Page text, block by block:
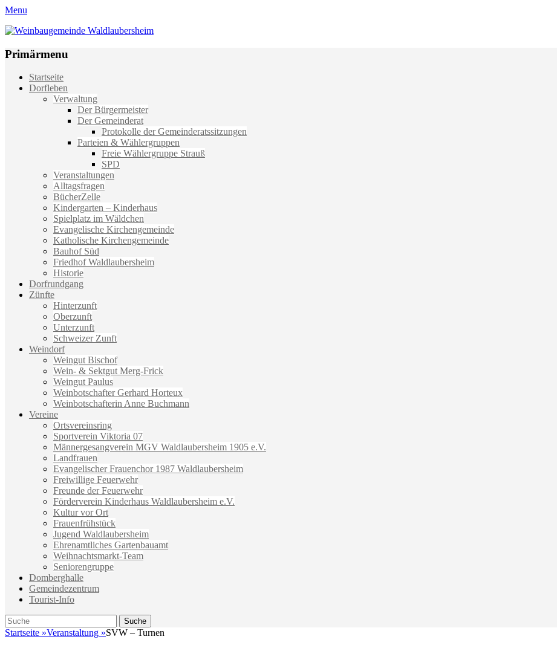
Menu
Weinbaugemeinde Waldlaubersheim
Primärmenu
Weiter
zum
Startseite
Dorfleben
Verwaltung
Der Bürgermeister
Der Gemeinderat
Protokolle der Gemeinderatssitzungen
Parteien & Wählergruppen
Freie Wählergruppe Strauß
SPD
Veranstaltungen
Alltagsfragen
BücherZelle
Kindergarten – Kinderhaus
Spielplatz im Wäldchen
Evangelische Kirchengemeinde
Katholische Kirchengemeinde
Bauhof Süd
Friedhof Waldlaubersheim
Historie
Dorfrundgang
Zünfte
Hinterzunft
Oberzunft
Unterzunft
Schweizer Zunft
Weindorf
Weingut Bischof
Wein- & Sektgut Merg-Frick
Weingut Paulus
Weinbotschafter Gerhard Horteux
Weinbotschafterin Anne Buchmann
Vereine
Ortsvereinsring
Sportverein Viktoria 07
Männergesangverein MGV Waldlaubersheim 1905 e.V.
Landfrauen
Evangelischer Frauenchor 1987 Waldlaubersheim
Freiwillige Feuerwehr
Freunde der Feuerwehr
Förderverein Kinderhaus Waldlaubersheim e.V.
Kultur vor Ort
Frauenfrühstück
Jugend Waldlaubersheim
Ehrenamtliches Gartenbauamt
Weihnachtsmarkt-Team
Seniorengruppe
Domberghalle
Gemeindezentrum
Tourist-Info
Suche
Suche
nach:
Startseite »Veranstaltung »SVW – Turnen